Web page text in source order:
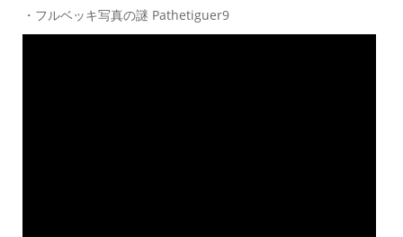
・フルベッキ写真の謎 Pathetiguer9